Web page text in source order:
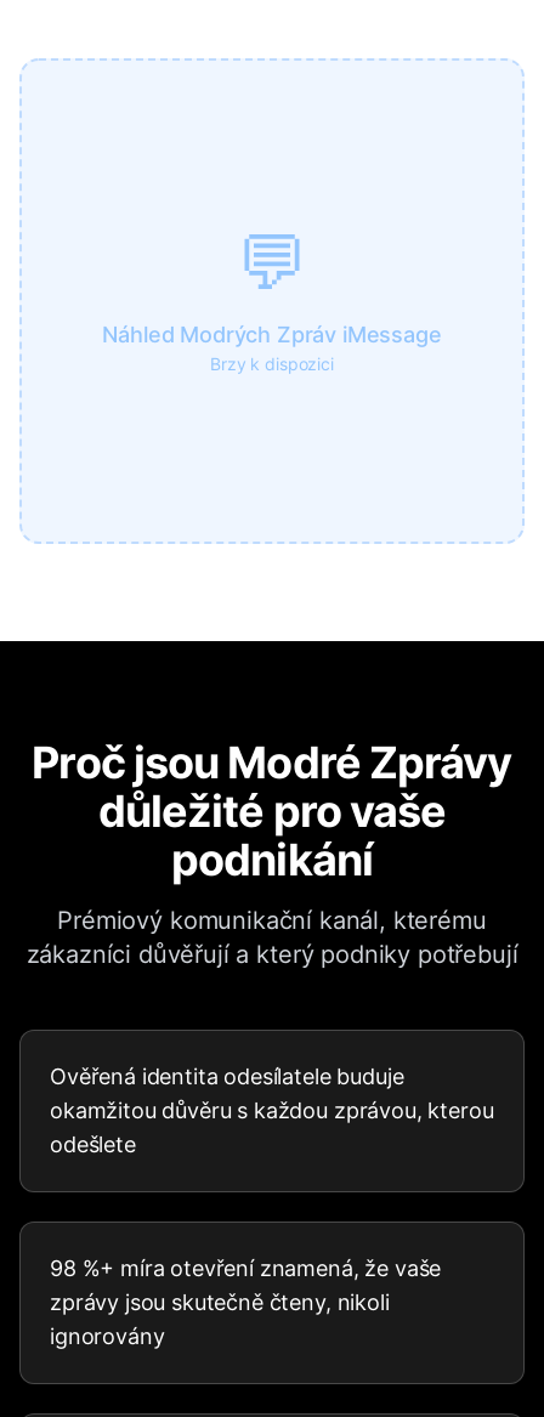
💬
Náhled Modrých Zpráv iMessage
Brzy k dispozici
Proč jsou Modré Zprávy
důležité pro vaše
podnikání
Prémiový komunikační kanál, kterému
zákazníci důvěřují a který podniky potřebují
Ověřená identita odesílatele buduje
okamžitou důvěru s každou zprávou, kterou
odešlete
98 %+ míra otevření znamená, že vaše
zprávy jsou skutečně čteny, nikoli
ignorovány